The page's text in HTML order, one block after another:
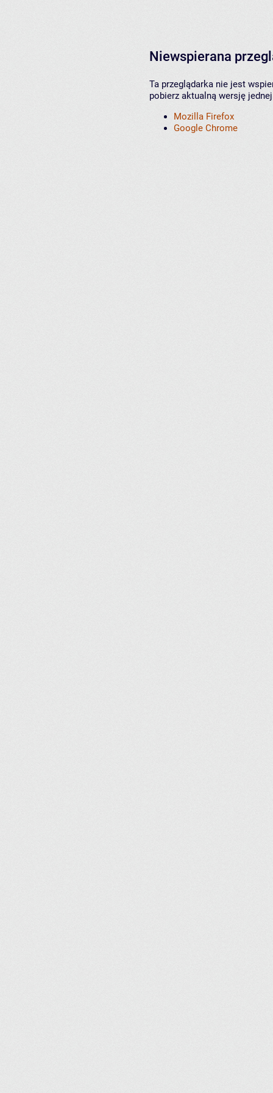
Niewspierana
Ta przeglądarka nie jest
pobierz aktualną wersję
Mozilla Firefox
Google Chrome